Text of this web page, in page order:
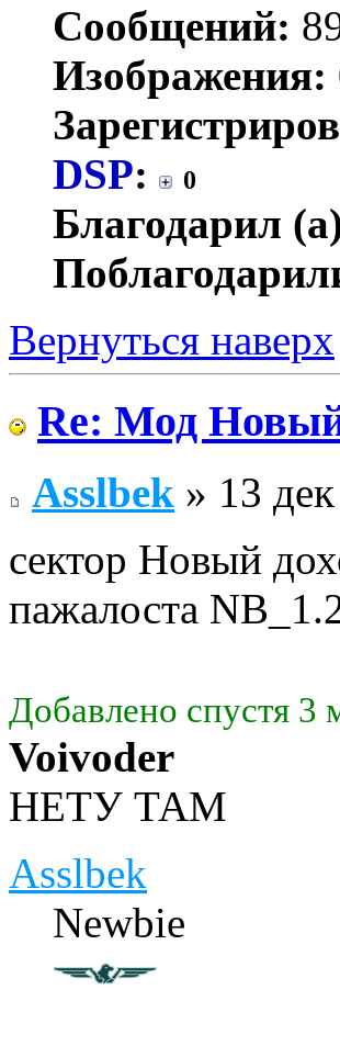
Сообщений:
Изображения:
DSP: 0
Благодарил
Вернуться наверх
Re: Мод
Asslbek » 13
сектор Новый
пажалоста
Добавлено спустя 3
Voivoder
НЕТУ ТАМ
Asslbek
Newbie